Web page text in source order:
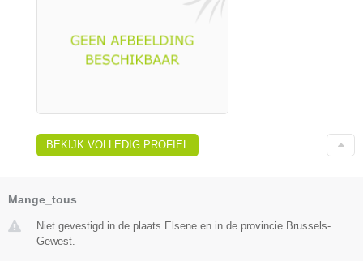
BEKIJK VOLLEDIG PROFIEL
Mange_tous
Niet gevestigd in de plaats Elsene en in de provincie Brussels-
Gewest.